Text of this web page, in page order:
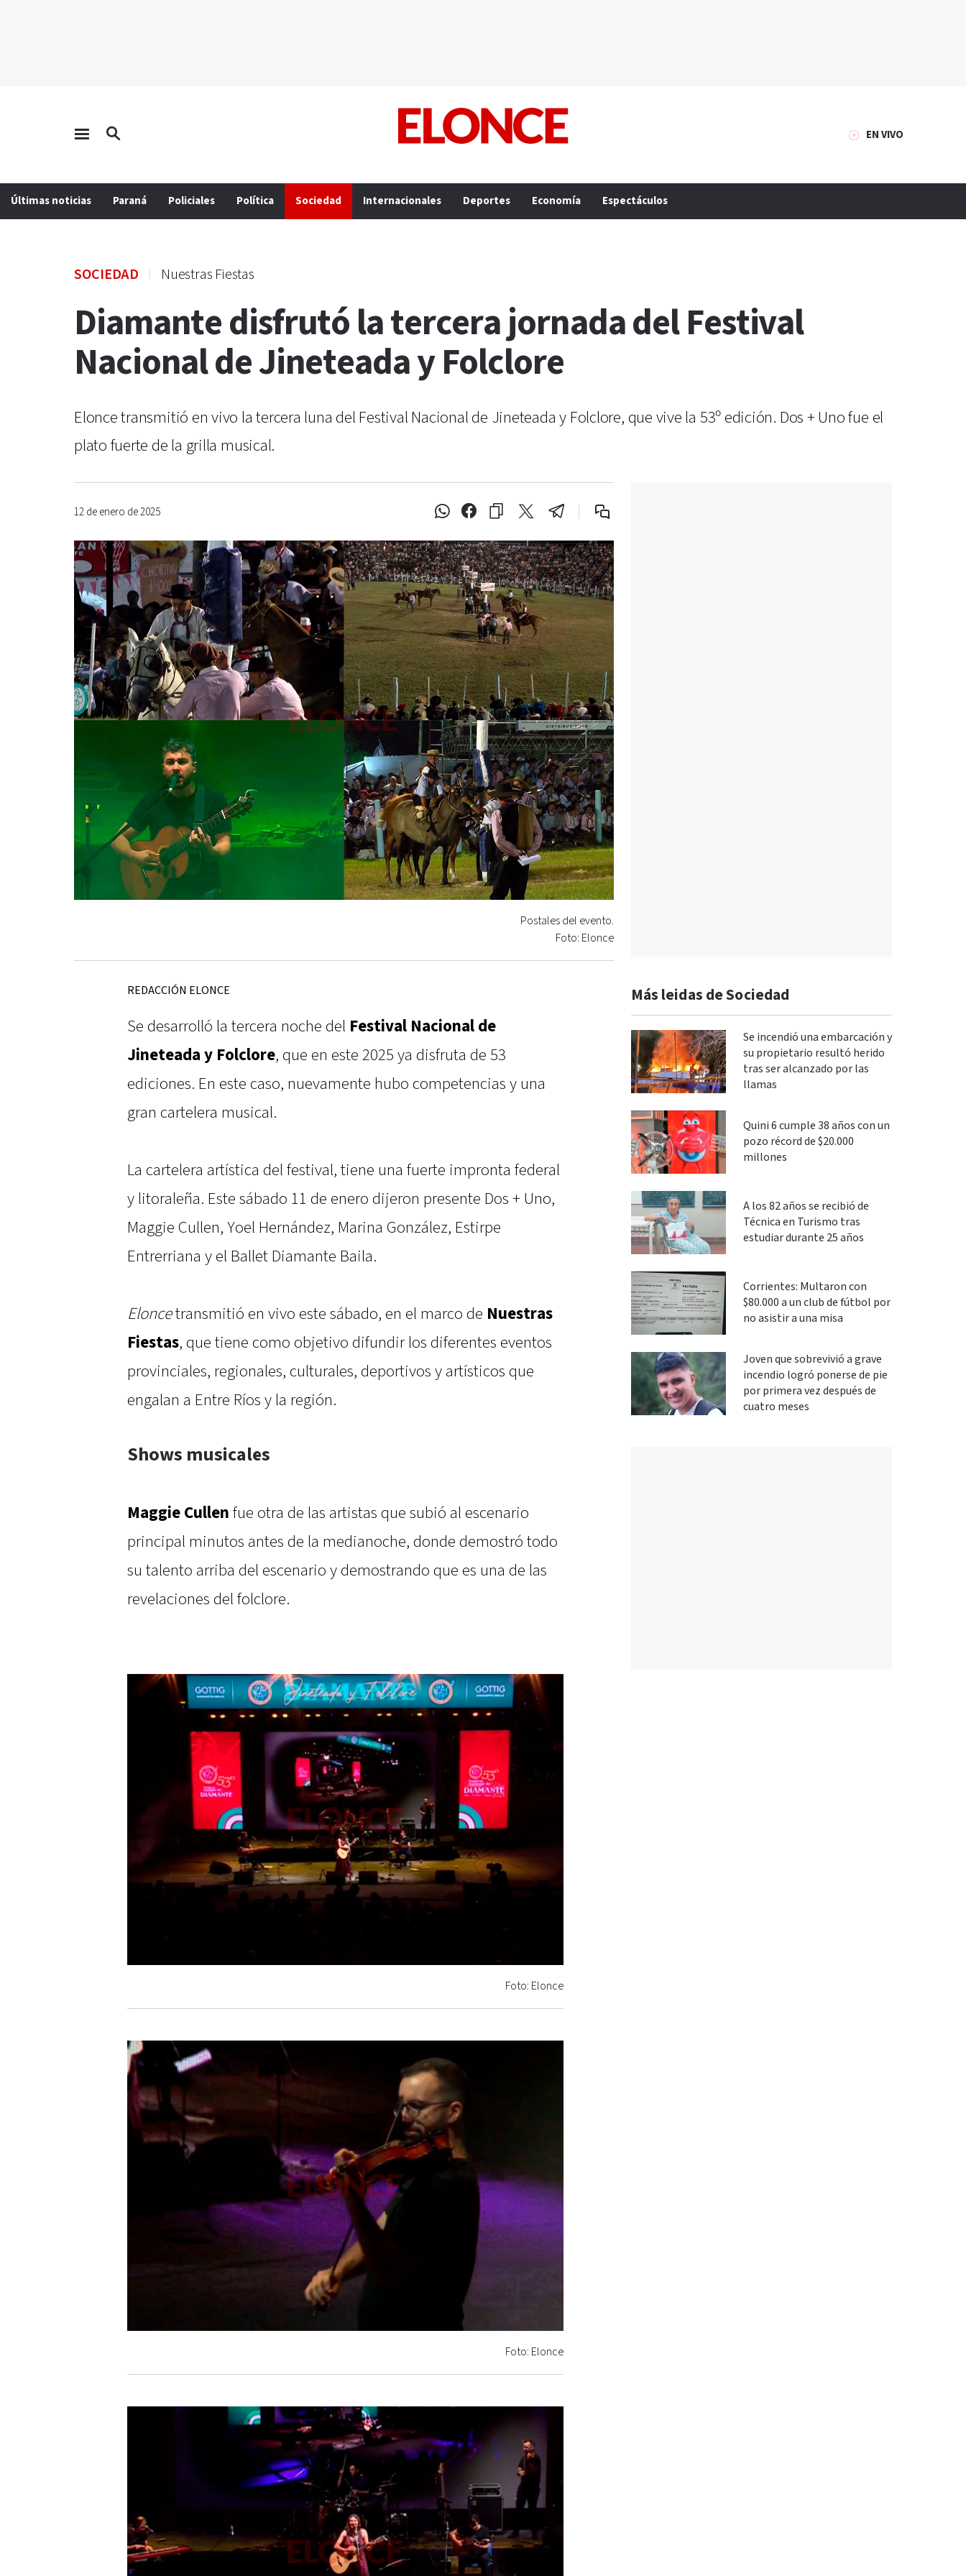
EN VIVO
Últimas noticias Paraná Policiales Política Sociedad Internacionales Deportes Economía Espectáculos
SOCIEDAD Nuestras Fiestas
Diamante disfrutó la tercera jornada del Festival
Nacional de Jineteada y Folclore
Elonce transmitió en vivo la tercera luna del Festival Nacional de Jineteada y Folclore, que vive la 53º edición. Dos + Uno fue el
plato fuerte de la grilla musical.
12 de enero de 2025
Postales del evento.
Foto: Elonce
REDACCIÓN ELONCE
Se desarrolló la tercera noche del Festival Nacional de
Jineteada y Folclore, que en este 2025 ya disfruta de 53
ediciones. En este caso, nuevamente hubo competencias y una
gran cartelera musical.
La cartelera artística del festival, tiene una fuerte impronta federal
y litoraleña. Este sábado 11 de enero dijeron presente Dos + Uno,
Maggie Cullen, Yoel Hernández, Marina González, Estirpe
Entrerriana y el Ballet Diamante Baila.
Eloncetransmitió en vivo este sábado, en el marco de Nuestras
Fiestas, que tiene como objetivo difundir los diferentes eventos
provinciales, regionales, culturales, deportivos y artísticos que
engalan a Entre Ríos y la región.
Shows musicales
Maggie Cullen fue otra de las artistas que subió al escenario
principal minutos antes de la medianoche, donde demostró todo
su talento arriba del escenario y demostrando que es una de las
revelaciones del folclore.
Foto: Elonce
Foto: Elonce
Más leidas de Sociedad
Se incendió una embarcación y
su propietario resultó herido
tras ser alcanzado por las
llamas
Quini 6 cumple 38 años con un
pozo récord de $20.000
millones
A los 82 años se recibió de
Técnica en Turismo tras
estudiar durante 25 años
Corrientes: Multaron con
$80.000 a un club de fútbol por
no asistir a una misa
Joven que sobrevivió a grave
incendio logró ponerse de pie
por primera vez después de
cuatro meses